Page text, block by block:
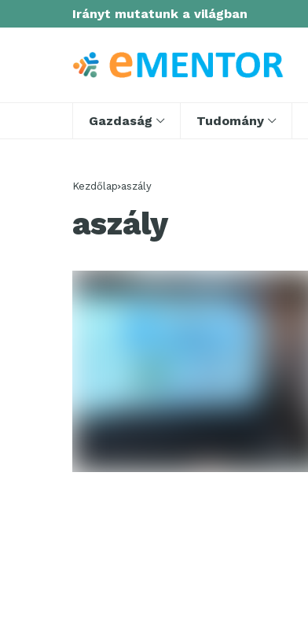
Irányt mutatunk a világban
Gazdaság Tudomány
Kezdőlap aszály
aszály